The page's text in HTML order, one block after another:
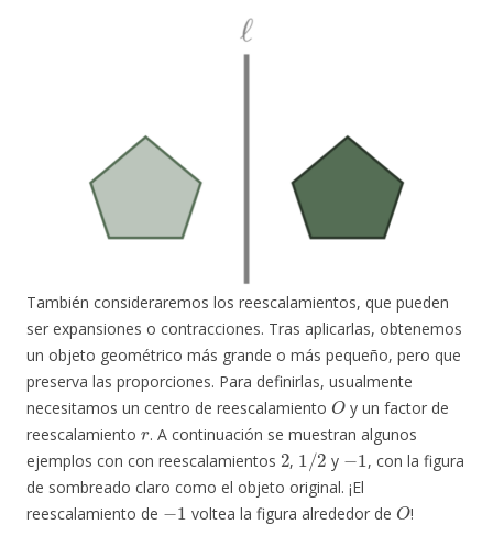
También consideraremos los reescalamientos, que pueden
ser expansiones o contracciones. Tras aplicarlas, obtenemos
un objeto geométrico más grande o más pequeño, pero que
preserva las proporciones. Para definirlas, usualmente
necesitamos un centro de reescalamiento
O
y un factor de
reescalamiento
r
. A continuación se muestran algunos
ejemplos con con reescalamientos
2
,
1/2
y
−1
, con la figura
de sombreado claro como el objeto original. ¡El
reescalamiento de
− 1
voltea la figura alrededor de
O
!